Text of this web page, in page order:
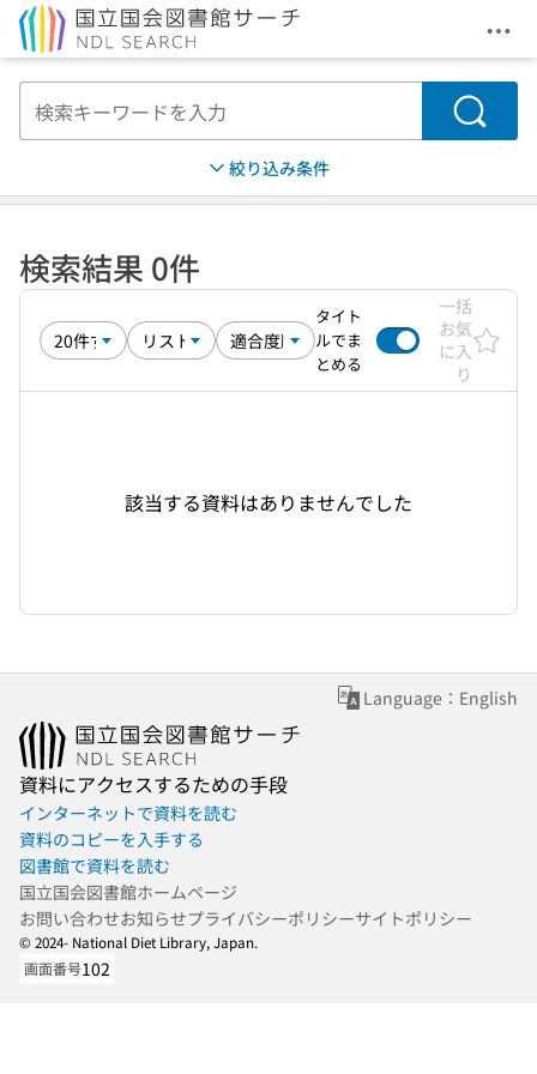
メ
検索
絞り込み条件
検索結果 0件
タイト
ルでま
とめる
一括
お気
に入
り
該当する資料はありませんでした
Language：English
資料にアクセスするための手段
インターネットで資料を読む
資料のコピーを入手する
図書館で資料を読む
国立国会図書館ホームページ
お問い合わせお知らせプライバシーポリシーサイトポリシー
© 2024- National Diet Library, Japan.
画面番号102